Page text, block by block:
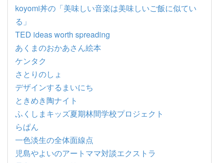
koyomi丼の「美味しい音楽は美味しいご飯に似てい
る」
TED ideas worth spreading
あくまのおかあさん絵本
ケンタク
さとりのしょ
デザインするまいにち
ときめき陶ナイト
ふくしまキッズ夏期林間学校プロジェクト
らぱん
一色淡生の全体面線点
児島やよいのアートママ対談エクストラ